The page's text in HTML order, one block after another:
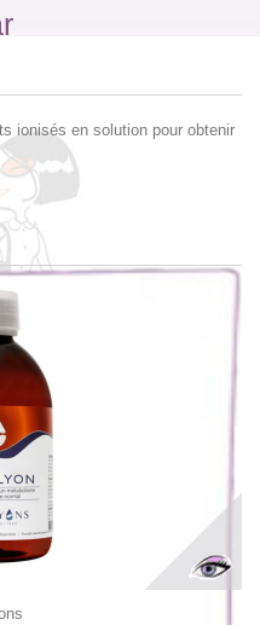
ionisés en solution pour obtenir